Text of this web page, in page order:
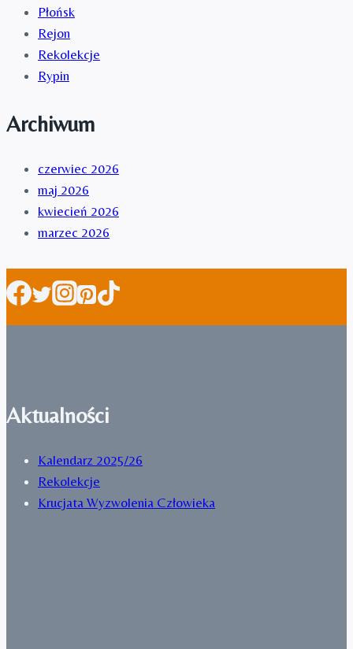
Płońsk
Rejon
Rekolekcje
Rypin
Archiwum
czerwiec 2026
maj 2026
kwiecień 2026
marzec 2026
Aktualności
Kalendarz 2025/26
Rekolekcje
Krucjata Wyzwolenia Człowieka